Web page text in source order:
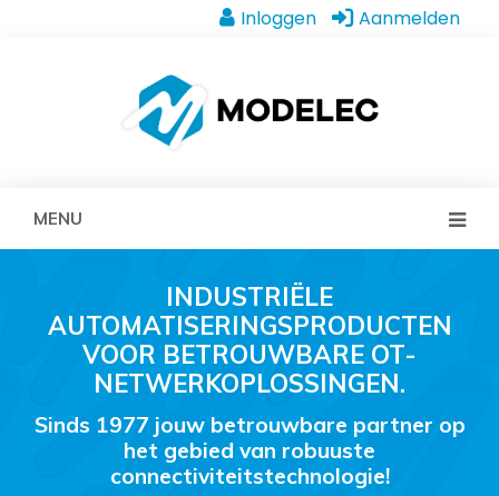
Inloggen Aanmelden
MENU
INDUSTRIËLE
AUTOMATISERINGSPRODUCTEN
VOOR BETROUWBARE OT-
NETWERKOPLOSSINGEN.
Sinds 1977 jouw betrouwbare partner op
het gebied van robuuste
connectiviteitstechnologie!